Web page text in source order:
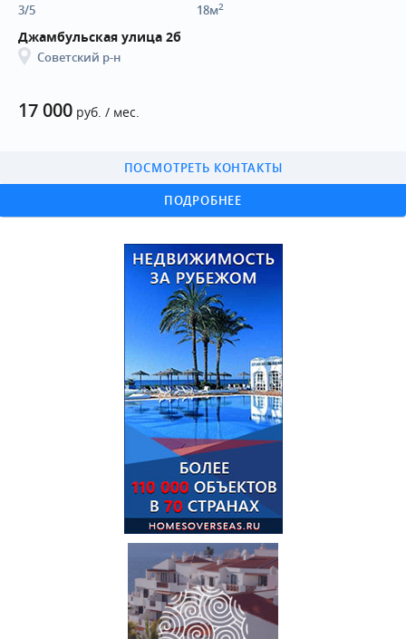
17 000 руб. / мес.
Джамбульская улица 2б
Советский р-н
ПОДРОБНЕЕ
ПОСМОТРЕТЬ КОНТАКТЫ
3/5 18м2